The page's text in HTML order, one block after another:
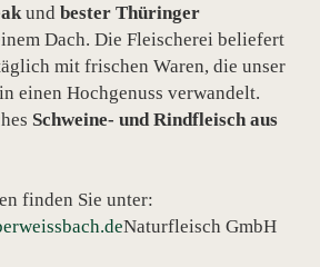
und bester Thüringer
Dach. Die Fleischerei beliefert
mit frischen Waren, die unser
einen Hochgenuss verwandelt.
Schweine- und Rindfleisch aus
finden Sie unter:
Naturfleisch GmbH